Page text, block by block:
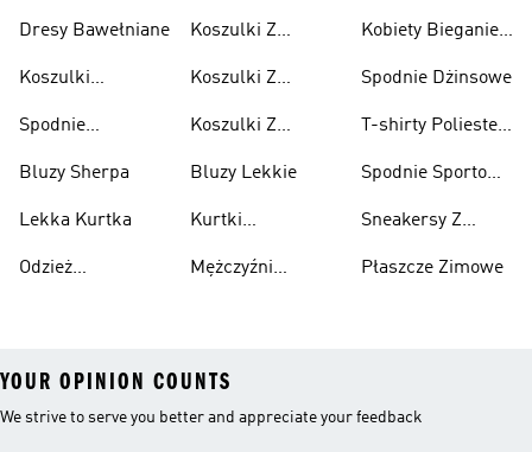
Dresy Bawełniane
Koszulki
Spodnie
Bluzy Sherpa
Lekka Kurtka
Odzież
Koszulki Z
Męskie
Koszulki Z
Damska
Koszulki Z
Bluzy Lekkie
Kurtki
Mężczyźni
Lifestyle
Kobiety Bieganie I
Spodnie Dżinsowe
T-shirty Poliester
Spodnie Sportowe
Recyklingu
Sneakersy Z
Cholewką
Płaszcze Zimowe
YOUR OPINION COUNTS
We strive to serve you better and appreciate your feedback